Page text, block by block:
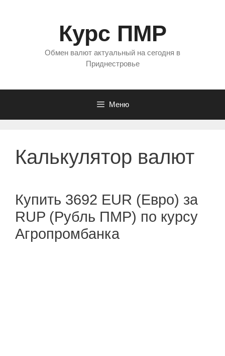
Курс ПМР
Обмен валют актуальный на сегодня в
Приднестровье
Меню
Калькулятор валют
Купить 3692 EUR (Евро) за
RUP (Рубль ПМР) по курсу
Агропромбанка